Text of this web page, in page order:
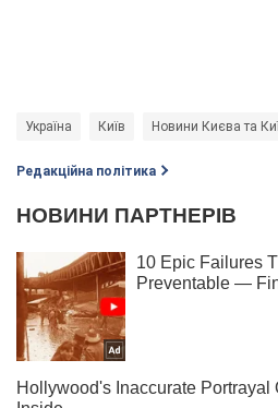
Україна Київ Новини Києва та
Редакційна політика